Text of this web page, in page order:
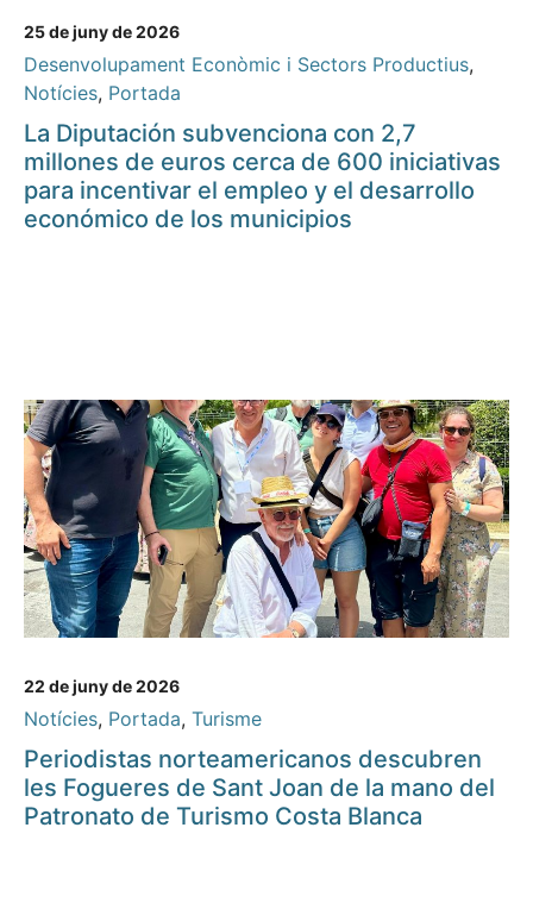
25 de juny de 2026
Desenvolupament Econòmic i Sectors Productius,
Notícies, Portada
La Diputación subvenciona con 2,7
millones de euros cerca de 600 iniciativas
para incentivar el empleo y el desarrollo
económico de los municipios
22 de juny de 2026
Notícies, Portada, Turisme
Periodistas norteamericanos descubren
les Fogueres de Sant Joan de la mano del
Patronato de Turismo Costa Blanca